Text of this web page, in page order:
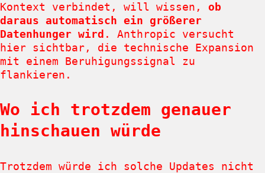
Kontext verbindet, will wissen, ob
daraus automatisch ein größerer
Datenhunger wird . Anthropic versucht
hier sichtbar, die technische Expansion
mit einem Beruhigungssignal zu
flankieren.
Wo ich trotzdem genauer
hinschauen würde
Trotzdem würde ich solche Updates nicht